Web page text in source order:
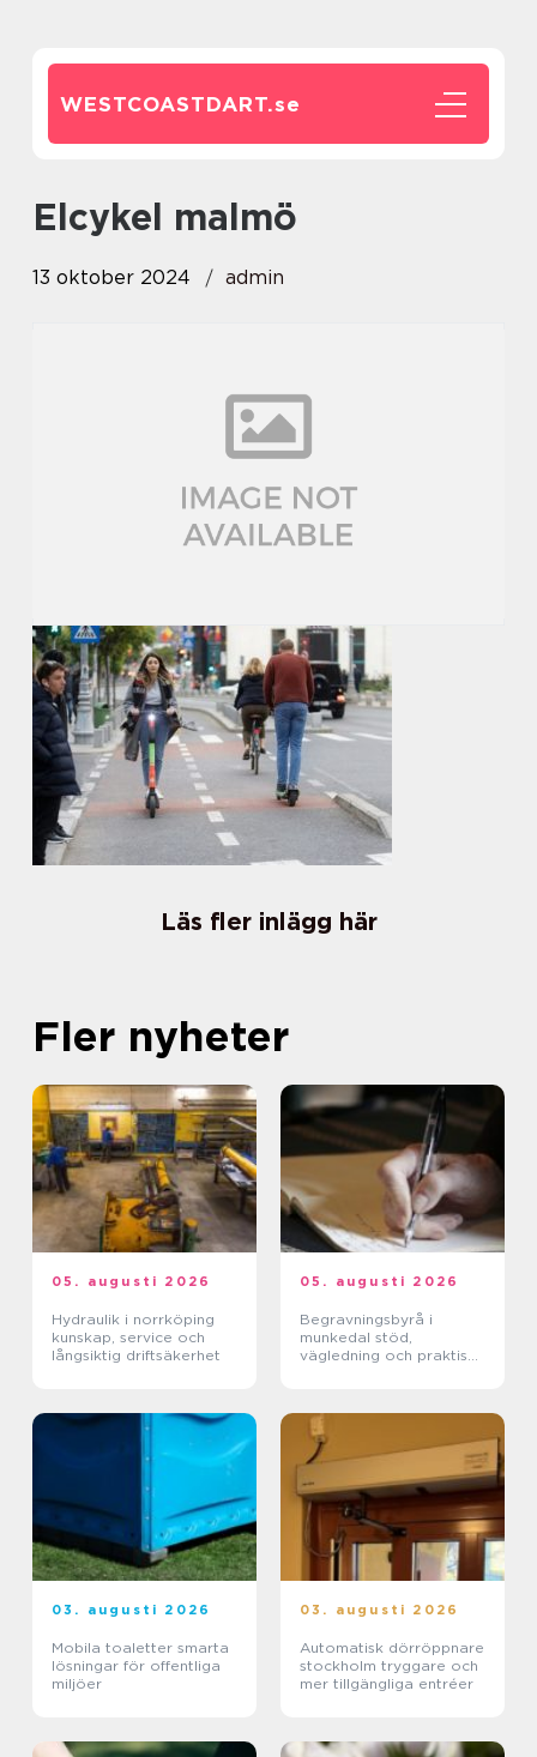
WESTCOASTDART.se
elcykel malmö
13 oktober 2024 admin
Läs fler inlägg här
Fler nyheter
05. augusti 2026
Hydraulik i norrköping
kunskap, service och
långsiktig driftsäkerhet
05. augusti 2026
Begravningsbyrå i
munkedal stöd,
vägledning och praktisk
03. augusti 2026
Mobila toaletter smarta
lösningar för offentliga
miljöer
03. augusti 2026
Automatisk dörröppnare
stockholm tryggare och
mer tillgängliga entréer